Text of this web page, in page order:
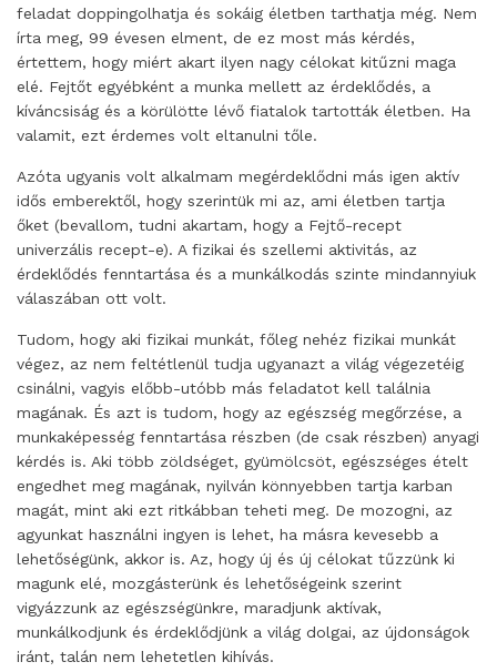
feladat doppingolhatja és sokáig életben tarthatja még. Nem
írta meg, 99 évesen elment, de ez most más kérdés,
értettem, hogy miért akart ilyen nagy célokat kitűzni maga
elé. Fejtőt egyébként a munka mellett az érdeklődés, a
kíváncsiság és a körülötte lévő fiatalok tartották életben. Ha
valamit, ezt érdemes volt eltanulni tőle.
Azóta ugyanis volt alkalmam megérdeklődni más igen aktív
idős emberektől, hogy szerintük mi az, ami életben tartja
őket (bevallom, tudni akartam, hogy a Fejtő-recept
univerzális recept-e). A fizikai és szellemi aktivitás, az
érdeklődés fenntartása és a munkálkodás szinte mindannyiuk
válaszában ott volt.
Tudom, hogy aki fizikai munkát, főleg nehéz fizikai munkát
végez, az nem feltétlenül tudja ugyanazt a világ végezetéig
csinálni, vagyis előbb-utóbb más feladatot kell találnia
magának. És azt is tudom, hogy az egészség megőrzése, a
munkaképesség fenntartása részben (de csak részben) anyagi
kérdés is. Aki több zöldséget, gyümölcsöt, egészséges ételt
engedhet meg magának, nyilván könnyebben tartja karban
magát, mint aki ezt ritkábban teheti meg. De mozogni, az
agyunkat használni ingyen is lehet, ha másra kevesebb a
lehetőségünk, akkor is. Az, hogy új és új célokat tűzzünk ki
magunk elé, mozgásterünk és lehetőségeink szerint
vigyázzunk az egészségünkre, maradjunk aktívak,
munkálkodjunk és érdeklődjünk a világ dolgai, az újdonságok
iránt, talán nem lehetetlen kihívás.